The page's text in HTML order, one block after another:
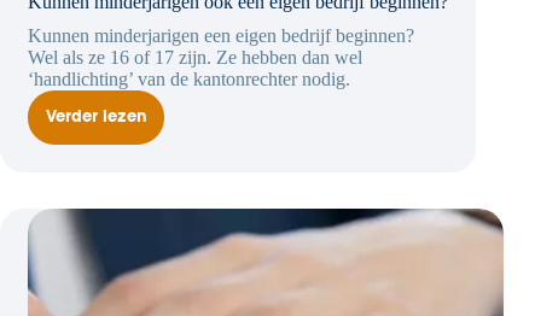
Kunnen minderjarigen een eigen bedrijf beginnen?
Wel als ze 16 of 17 zijn. Ze hebben dan wel
‘handlichting’ van de kantonrechter nodig.
Verder lezen
Kunnen
minderjarigen